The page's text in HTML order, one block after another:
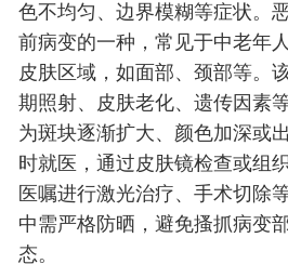
色不均匀、边界模糊等症状。
前病变的一种，常见于中老年
皮肤区域，如面部、颈部等。
期照射、皮肤老化、遗传因素
为斑块逐渐扩大、颜色加深或
时就医，通过皮肤镜检查或组
医嘱进行激光治疗、手术切除
中需严格防晒，避免搔抓病变
态。